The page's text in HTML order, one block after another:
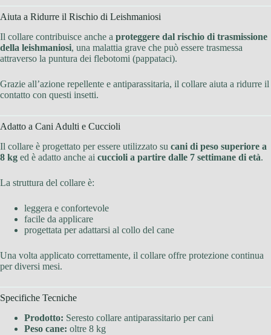
Aiuta a Ridurre il Rischio di Leishmaniosi
Il collare contribuisce anche a proteggere dal rischio di trasmissione
della leishmaniosi, una malattia grave che può essere trasmessa
attraverso la puntura dei flebotomi (pappataci).
Grazie all’azione repellente e antiparassitaria, il collare aiuta a ridurre il
contatto con questi insetti.
Adatto a Cani Adulti e Cuccioli
Il collare è progettato per essere utilizzato su cani di peso superiore a
8 kg ed è adatto anche ai cuccioli a partire dalle 7 settimane di età.
La struttura del collare è:
leggera e confortevole
facile da applicare
progettata per adattarsi al collo del cane
Una volta applicato correttamente, il collare offre protezione continua
per diversi mesi.
Specifiche Tecniche
Prodotto: Seresto collare antiparassitario per cani
Peso cane: oltre 8 kg